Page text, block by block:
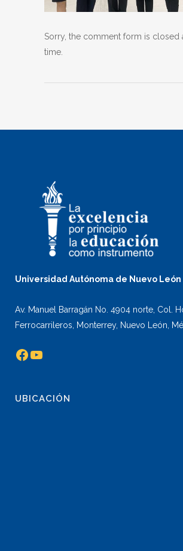
Sorry, the comment form is closed
time.
Universidad Autónoma de Nuevo León
Av. Manuel Barragán No. 4904 norte, Col.
Ferrocarrileros, Monterrey, Nuevo León,
Facebook
YouTube
UBICACIÓN